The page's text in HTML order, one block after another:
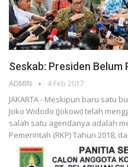
Seskab: Presiden Belum
ADMIN 4 Feb 2017
JAKARTA - Meskipun baru satu
Joko Widodo (Jokowi) telah
salah satu agendanya adalah
Pemerintah (RKP) Tahun 2018,